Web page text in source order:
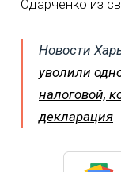
Одарченко из
Новости
уволили
налоговой,
декларация